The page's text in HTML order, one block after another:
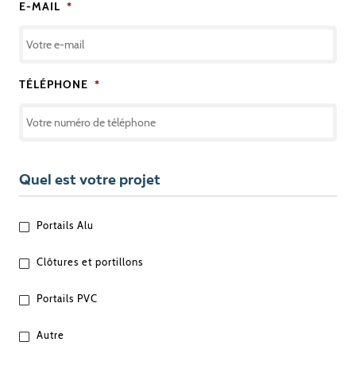
E-MAIL *
TÉLÉPHONE *
Quel est votre projet
QUEL
VOTRE
PROJET
Portails Alu
Clôtures et portillons
Portails PVC
Autre